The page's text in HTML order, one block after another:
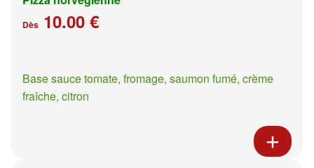
Dès 10.00 €
Base sauce tomate, fromage, saumon fumé, crème
fraîche, citron